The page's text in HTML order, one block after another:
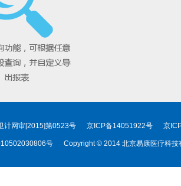
计网审[2015]第0523号 京ICP备14051922号 京
号 Copyright © 2014 北京易康医疗科技